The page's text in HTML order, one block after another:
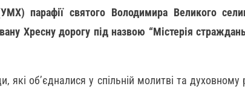
парафії святого Володимира Великого
Хресну дорогу під назвою “Містерія
які об’єдналися у спільній молитві та духовному